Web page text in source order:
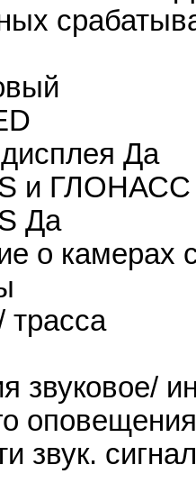
Да
и ГЛОНАСС
Да
о камерах
трасса
звуковое/
оповещения
звук.